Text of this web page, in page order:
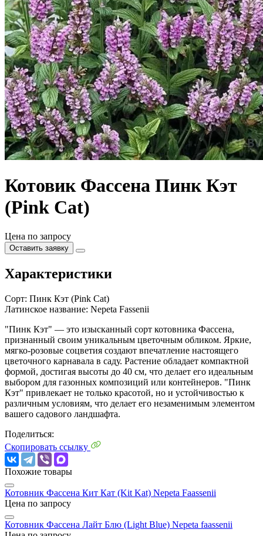
Котовик Фассена Пинк Кэт
(Pink Cat)
Цена по запросу
Оставить заявку
Характеристики
Сорт: Пинк Кэт (Pink Cat)
Латинское название: Nepeta Fassenii
"Пинк Кэт" — это изысканный сорт котовника Фассена,
признанный своим уникальным цветочным обликом. Яркие,
мягко-розовые соцветия создают впечатление настоящего
цветочного карнавала в саду. Растение обладает компактной
формой, достигая высоты до 40 см, что делает его идеальным
выбором для газонных композиций или контейнеров. "Пинк
Кэт" привлекает не только красотой, но и устойчивостью к
различным условиям, что делает его незаменимым элементом
вашего садового ландшафта.
Поделиться:
Скопировать ссылку
Похожие товары
Котовник Фассена Кит Кат (Kit Kat) Nepeta Faassenii
Цена по запросу
Котовник Фассена Лайт Блю (Light Blue) Nepeta faassenii